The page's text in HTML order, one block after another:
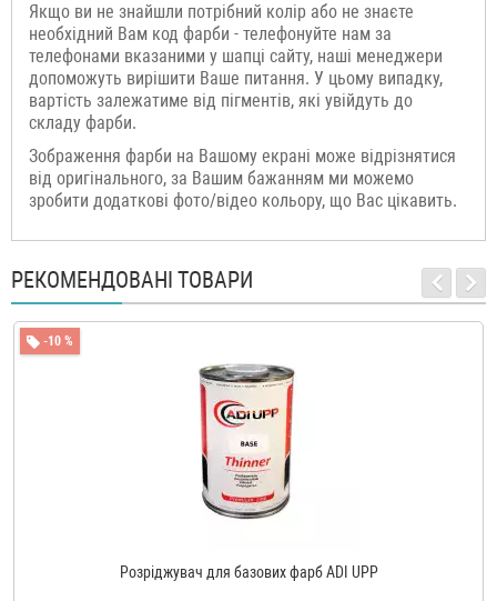
Якщо ви не знайшли потрібний колір або не знаєте
необхідний Вам код фарби - телефонуйте нам за
телефонами вказаними у шапці сайту, наші менеджери
допоможуть вирішити Ваше питання. У цьому випадку,
вартість залежатиме від пігментів, які увійдуть до
складу фарби.
Зображення фарби на Вашому екрані може відрізнятися
від оригінального, за Вашим бажанням ми можемо
зробити додаткові фото/відео кольору, що Вас цікавить.
РЕКОМЕНДОВАНІ ТОВАРИ
-10 %
Розріджувач для базових фарб ADI UPP